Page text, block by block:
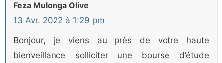
Feza Mulonga Olive
13 Avr. 2022 à 1:29 pm
Bonjour, je viens au près de votre haute
bienveillance solliciter une bourse d’étude